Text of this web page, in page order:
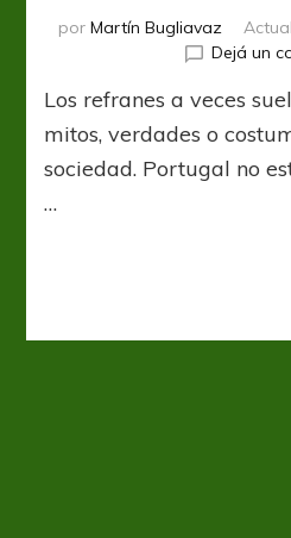
por Martín Bugliavaz
Dejá un
Los refranes a veces
mitos, verdades o
sociedad. Portugal no
…